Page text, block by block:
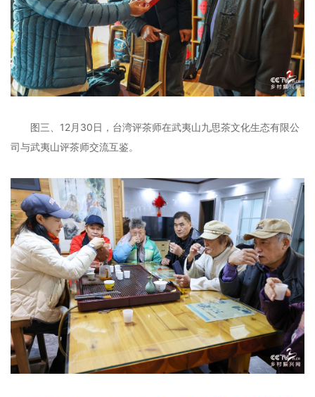
图三、12月30日，台湾评茶师在武夷山九思茶文化生态有限公
司与武夷山评茶师交流互鉴。